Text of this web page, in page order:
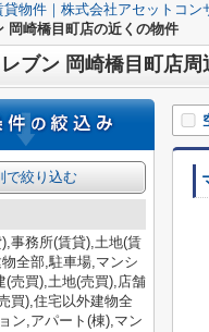
貸物件｜株式会社アセットコン
岡崎橋目町店の近くの物件
ブン 岡崎橋目町店周
で絞り込む
事務所(賃貸),土地(賃
全部,駐車場,マンシ
(売買),土地(売買),店舗
買),住宅以外建物全
ン,アパート(棟),マン